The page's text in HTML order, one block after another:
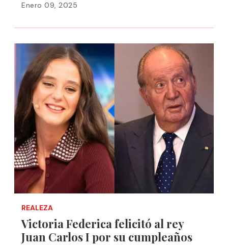
Enero 09, 2025
REALEZA
Victoria Federica felicitó al rey
Juan Carlos I por su cumpleaños